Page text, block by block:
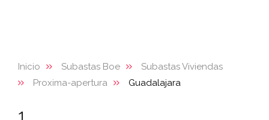
Inicio Subastas Boe
Subastas Viviendas
Proxima-apertura
Guadalajara
1